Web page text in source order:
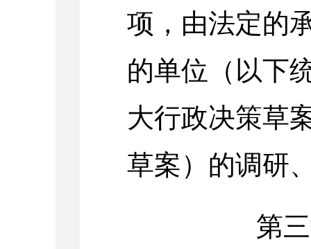
项，由法定的
的单位（以下
大行政决策草
草案）的调研
第